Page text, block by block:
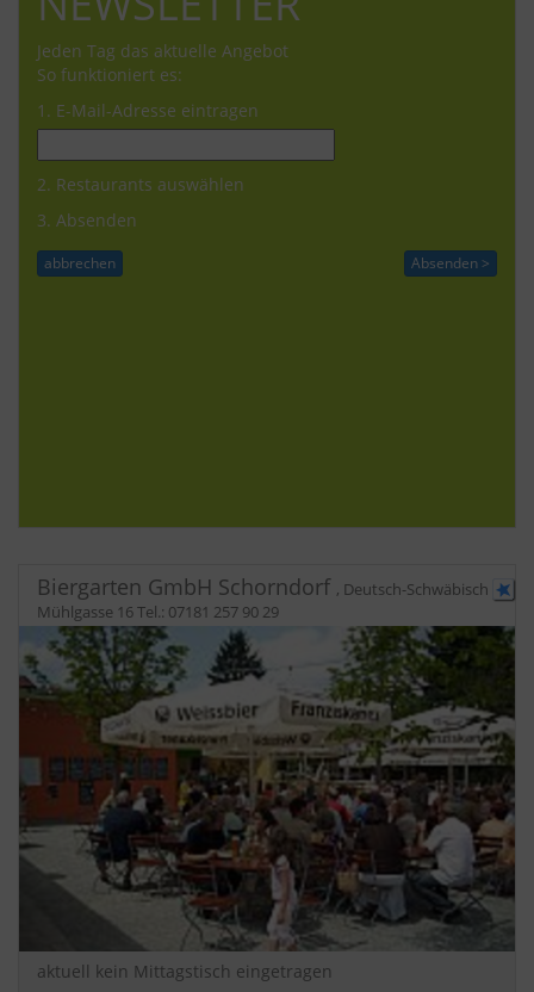
Jeden Tag das aktuelle Angebot
So funktioniert es:
1. E-Mail-Adresse eintragen
2. Restaurants auswählen
3. Absenden
Biergarten GmbH Schorndorf , Deutsch-Schwäbisch
Mühlgasse 16Tel.: 07181 257 90 29
aktuell kein Mittagstisch eingetragen